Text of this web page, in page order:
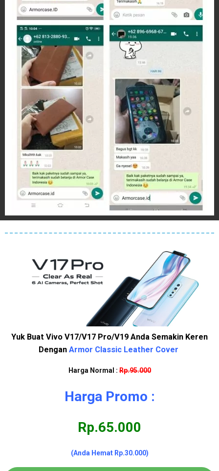
Yuk Buat Vivo V17/V17 Pro/V19 Anda Semakin Keren
Dengan Armor Classic Leather Cover
Harga Normal :Rp.95.000
Harga Promo :
Rp.65.000
(Anda Hemat Rp.30.000)